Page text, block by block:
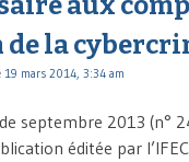
de la
19 mars 2014, 3:34 am
septembre 2013 (n°
éditée par